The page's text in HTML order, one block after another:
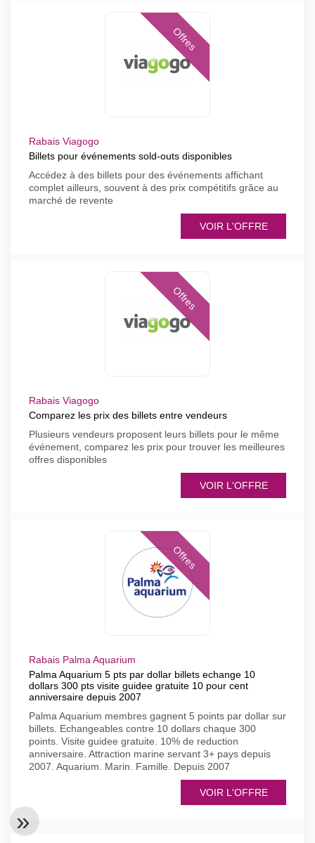
Offres
Rabais Viagogo
Billets pour événements sold-outs disponibles
Accédez à des billets pour des événements affichant
complet ailleurs, souvent à des prix compétitifs grâce au
marché de revente
VOIR L'OFFRE
Offres
Rabais Viagogo
Comparez les prix des billets entre vendeurs
Plusieurs vendeurs proposent leurs billets pour le même
événement, comparez les prix pour trouver les meilleures
offres disponibles
VOIR L'OFFRE
Offres
Rabais Palma Aquarium
Palma Aquarium 5 pts par dollar billets echange 10
dollars 300 pts visite guidee gratuite 10 pour cent
anniversaire depuis 2007
Palma Aquarium membres gagnent 5 points par dollar sur
billets. Echangeables contre 10 dollars chaque 300
points. Visite guidee gratuite. 10% de reduction
anniversaire. Attraction marine servant 3+ pays depuis
2007. Aquarium. Marin. Famille. Depuis 2007
VOIR L'OFFRE